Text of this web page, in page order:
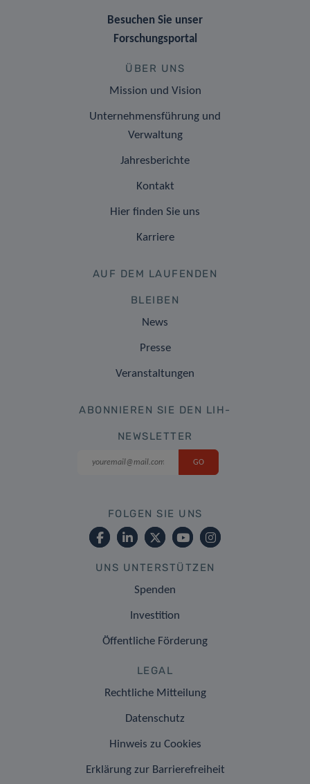
Besuchen Sie unser
Forschungsportal
ÜBER UNS
Mission und Vision
Unternehmensführung und
Verwaltung
Jahresberichte
Kontakt
Hier finden Sie uns
Karriere
AUF DEM LAUFENDEN
BLEIBEN
News
Presse
Veranstaltungen
ABONNIEREN SIE DEN LIH-
NEWSLETTER
FOLGEN SIE UNS
UNS UNTERSTÜTZEN
Spenden
Investition
Öffentliche Förderung
LEGAL
Rechtliche Mitteilung
Datenschutz
Hinweis zu Cookies
Erklärung zur Barrierefreiheit